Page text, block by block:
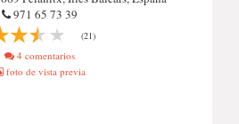
971 65 73 39
(21)
4 comentarios
foto de vista previa